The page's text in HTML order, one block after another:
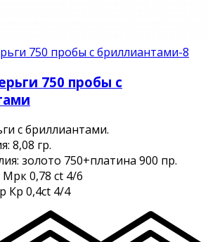
750 пробы с
с бриллиантами.
8,08 гр.
золото 750+платина 900 пр.
Мрк 0,78 ct 4/6
Кр 0,4ct 4/4